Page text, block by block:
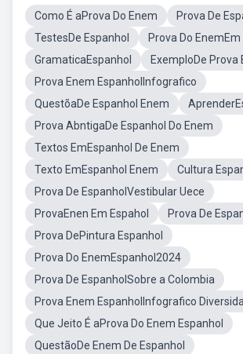
Como É aProva Do Enem
Prova De
TestesDe Espanhol
Prova Do EnemEm
GramaticaEspanhol
ExemploDe Prova
Prova Enem EspanholInfografico
QuestõaDe Espanhol Enem
Prova AbntigaDe Espanhol Do Enem
Textos EmEspanhol De Enem
Texto EmEspanhol Enem
Cultura
Prova De EspanholVestibular Uece
ProvaEnen Em Espahol
Prova De
Prova DePintura Espanhol
Prova Do EnemEspanhol2024
Prova De EspanholSobre a Colombia
Prova Enem EspanholInfografico
Que Jeito É aProva Do Enem Espanhol
QuestãoDe Enem De Espanhol